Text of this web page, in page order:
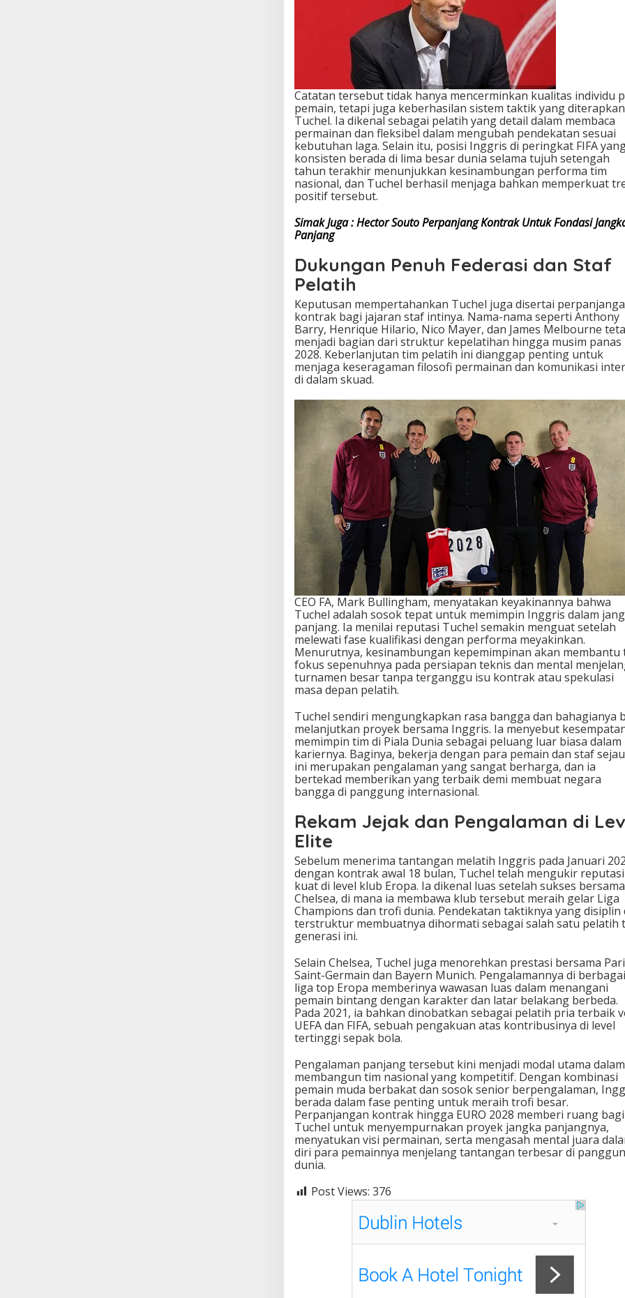
Catatan tersebut tidak hanya mencerminkan kualitas individu
pemain, tetapi juga keberhasilan sistem taktik yang diterapkan
Tuchel. Ia dikenal sebagai pelatih yang detail dalam membaca
permainan dan fleksibel dalam mengubah pendekatan sesuai
kebutuhan laga. Selain itu, posisi Inggris di peringkat FIFA
konsisten berada di lima besar dunia selama tujuh setengah
tahun terakhir menunjukkan kesinambungan performa tim
nasional, dan Tuchel berhasil menjaga bahkan memperkuat
positif tersebut.
Simak Juga : Hector Souto Perpanjang Kontrak Untuk Fondasi
Panjang
Dukungan Penuh Federasi dan Staf
Pelatih
Keputusan mempertahankan Tuchel juga disertai
kontrak bagi jajaran staf intinya. Nama-nama seperti Anthony
Barry, Henrique Hilario, Nico Mayer, dan James Melbourne
menjadi bagian dari struktur kepelatihan hingga musim panas
2028. Keberlanjutan tim pelatih ini dianggap penting untuk
menjaga keseragaman filosofi permainan dan komunikasi
di dalam skuad.
CEO FA, Mark Bullingham, menyatakan keyakinannya bahwa
Tuchel adalah sosok tepat untuk memimpin Inggris dalam
panjang. Ia menilai reputasi Tuchel semakin menguat setelah
melewati fase kualifikasi dengan performa meyakinkan.
Menurutnya, kesinambungan kepemimpinan akan membantu
fokus sepenuhnya pada persiapan teknis dan mental
turnamen besar tanpa terganggu isu kontrak atau spekulasi
masa depan pelatih.
Tuchel sendiri mengungkapkan rasa bangga dan bahagianya
melanjutkan proyek bersama Inggris. Ia menyebut
memimpin tim di Piala Dunia sebagai peluang luar biasa dalam
kariernya. Baginya, bekerja dengan para pemain dan staf
ini merupakan pengalaman yang sangat berharga, dan ia
bertekad memberikan yang terbaik demi membuat negara
bangga di panggung internasional.
Rekam Jejak dan Pengalaman di
Elite
Sebelum menerima tantangan melatih Inggris pada Januari
dengan kontrak awal 18 bulan, Tuchel telah mengukir reputasi
kuat di level klub Eropa. Ia dikenal luas setelah sukses bersama
Chelsea, di mana ia membawa klub tersebut meraih gelar Liga
Champions dan trofi dunia. Pendekatan taktiknya yang disiplin
terstruktur membuatnya dihormati sebagai salah satu pelatih
generasi ini.
Selain Chelsea, Tuchel juga menorehkan prestasi bersama
Saint-Germain dan Bayern Munich. Pengalamannya di berbagai
liga top Eropa memberinya wawasan luas dalam menangani
pemain bintang dengan karakter dan latar belakang berbeda.
Pada 2021, ia bahkan dinobatkan sebagai pelatih pria terbaik
UEFA dan FIFA, sebuah pengakuan atas kontribusinya di level
tertinggi sepak bola.
Pengalaman panjang tersebut kini menjadi modal utama dalam
membangun tim nasional yang kompetitif. Dengan kombinasi
pemain muda berbakat dan sosok senior berpengalaman,
berada dalam fase penting untuk meraih trofi besar.
Perpanjangan kontrak hingga EURO 2028 memberi ruang bagi
Tuchel untuk menyempurnakan proyek jangka panjangnya,
menyatukan visi permainan, serta mengasah mental juara
diri para pemainnya menjelang tantangan terbesar di
dunia.
Post Views: 376